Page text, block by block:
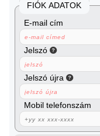
FIÓK ADATOK
E-mail cím
Jelszó
Jelszó újra
Mobil telefonszám